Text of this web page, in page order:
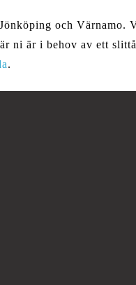
och Värnamo.
ni är i behov av ett
.